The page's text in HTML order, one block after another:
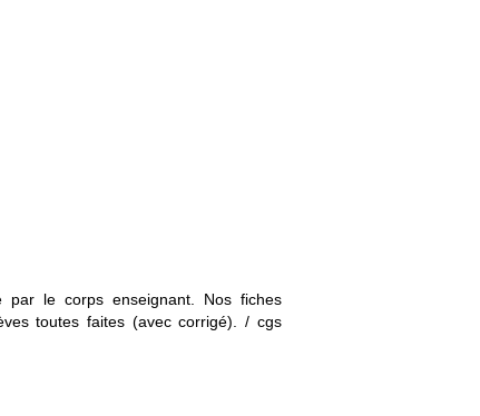
le corps enseignant. Nos fiches
toutes faites (avec corrigé). / cgs